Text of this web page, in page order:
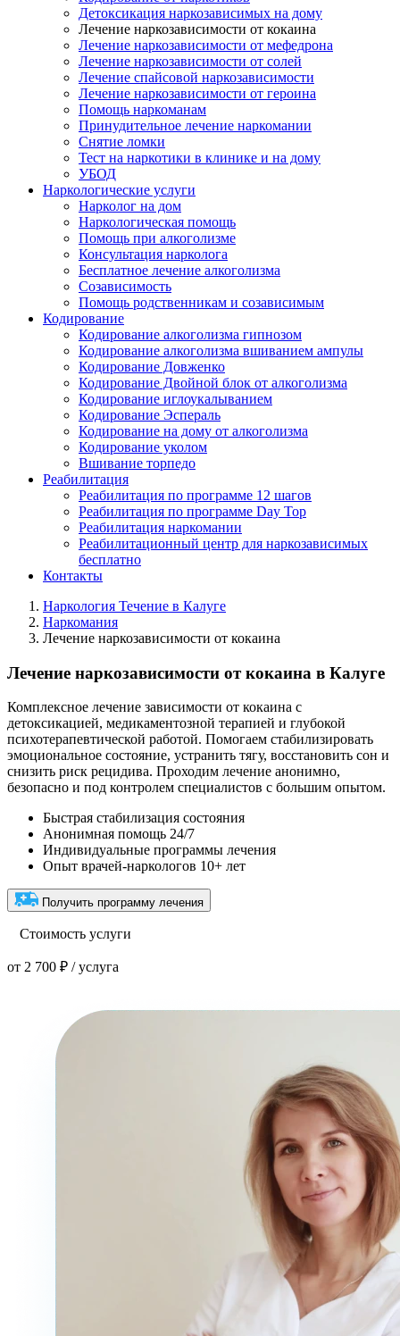
Детоксикация наркозависимых на дому
Лечение наркозависимости от кокаина
Лечение наркозависимости от мефедрона
Лечение наркозависимости от солей
Лечение спайсовой наркозависимости
Лечение наркозависимости от героина
Помощь наркоманам
Принудительное лечение наркомании
Снятие ломки
Тест на наркотики в клинике и на дому
УБОД
Наркологические услуги
Нарколог на дом
Наркологическая помощь
Помощь при алкоголизме
Консультация нарколога
Бесплатное лечение алкоголизма
Созависимость
Помощь родственникам и созависимым
Кодирование
Кодирование алкоголизма гипнозом
Кодирование алкоголизма вшиванием ампулы
Кодирование Довженко
Кодирование Двойной блок от алкоголизма
Кодирование иглоукалыванием
Кодирование Эспераль
Кодирование на дому от алкоголизма
Кодирование уколом
Вшивание торпедо
Реабилитация
Реабилитация по программе 12 шагов
Реабилитация по программе Day Top
Реабилитация наркомании
Реабилитационный центр для наркозависимых
бесплатно
Контакты
Наркология Течение в Калуге
Наркомания
Лечение наркозависимости от кокаина
Лечение наркозависимости от кокаина в Калуге
Комплексное лечение зависимости от кокаина с
детоксикацией, медикаментозной терапией и глубокой
психотерапевтической работой. Помогаем стабилизировать
эмоциональное состояние, устранить тягу, восстановить сон и
снизить риск рецидива. Проходим лечение анонимно,
безопасно и под контролем специалистов с большим опытом.
Быстрая стабилизация состояния
Анонимная помощь 24/7
Индивидуальные программы лечения
Опыт врачей-наркологов 10+ лет
Получить программу лечения
Стоимость услуги
от 2 700 ₽ / услуга